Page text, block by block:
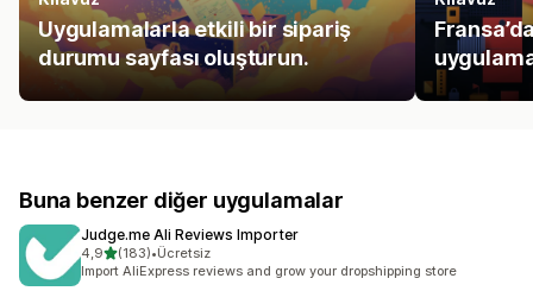
Uygulamalarla etkili bir sipariş
durumu sayfası oluşturun.
Buna benzer diğer uygulamalar
Judge.me Ali Reviews Importer
4,95 yıldız üzerinden
(183)
toplam 183 değerlendirme
•Ücretsiz
Import AliExpress reviews and grow your dropshipping store